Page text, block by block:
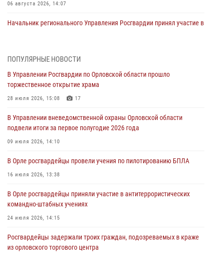
06 августа 2026, 14:07
Начальник регионального Управления Росгвардии принял участие в
первое полугодие
05 августа 2026, 13:12
совершении противоправных действий
04 августа 2026, 14:21
04 августа 2026, 14:06
предоставлении госуслуг
03 августа 2026, 14:30
ПОПУЛЯРНЫЕ НОВОСТИ
В Управлении Росгвардии по Орловской области прошло
торжественное открытие храма
28 июля 2026, 15:08 17
В Управлении вневедомственной охраны Орловской области
подвели итоги за первое полугодие 2026 года
09 июля 2026, 14:10
В Орле росгвардейцы провели учения по пилотированию БПЛА
16 июля 2026, 13:38
В Орле росгвардейцы приняли участие в антитеррористических
командно-штабных учениях
24 июля 2026, 14:15
Росгвардейцы задержали троих граждан, подозреваемых в краже
из орловского торгового центра